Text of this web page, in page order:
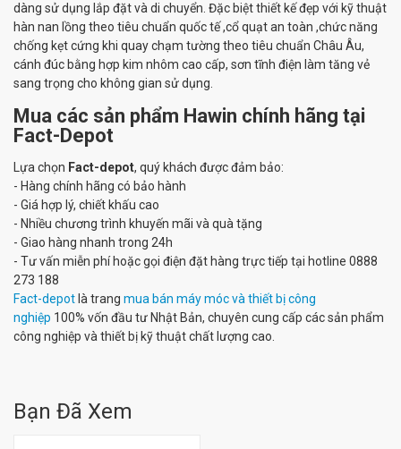
dàng sử dụng lắp đặt và di chuyển. Đặc biệt thiết kế đẹp với kỹ thuật
hàn nan lồng theo tiêu chuẩn quốc tế ,cổ quạt an toàn ,chức năng
chống kẹt cứng khi quay chạm tường theo tiêu chuẩn Châu Âu,
cánh đúc bằng hợp kim nhôm cao cấp, sơn tĩnh điện làm tăng vẻ
sang trọng cho không gian sử dụng.
Mua các sản phẩm Hawin chính hãng tại
Fact-Depot
Lựa chọn Fact-depot, quý khách được đảm bảo:
- Hàng chính hãng có bảo hành
- Giá hợp lý, chiết khấu cao
- Nhiều chương trình khuyến mãi và quà tặng
- Giao hàng nhanh trong 24h
- Tư vấn miễn phí hoặc gọi điện đặt hàng trực tiếp tại hotline 0888
273 188
Fact-depot là trang mua bán máy móc và thiết bị công
nghiệp 100% vốn đầu tư Nhật Bản, chuyên cung cấp các sản phẩm
công nghiệp và thiết bị kỹ thuật chất lượng cao.
Bạn Đã Xem